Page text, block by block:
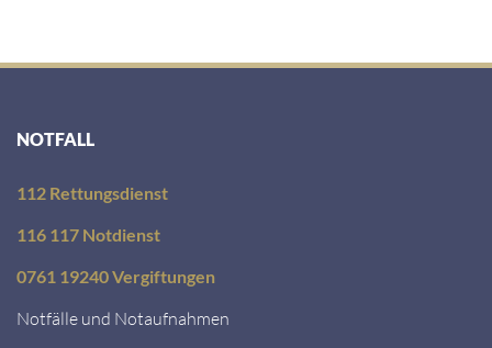
s
NOTFALL
112 Rettungsdienst
116 117 Notdienst
0761 19240 Vergiftungen
Notfälle und Notaufnahmen